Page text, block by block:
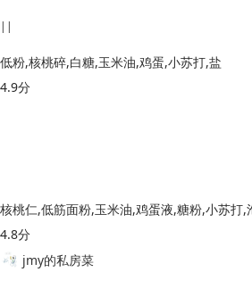
||
低粉,核桃碎,白糖,玉米油,鸡蛋,小苏打,盐
4.9分
核桃仁,低筋面粉,玉米油,鸡蛋液,糖粉,小苏打
4.8分
jmy的私房菜